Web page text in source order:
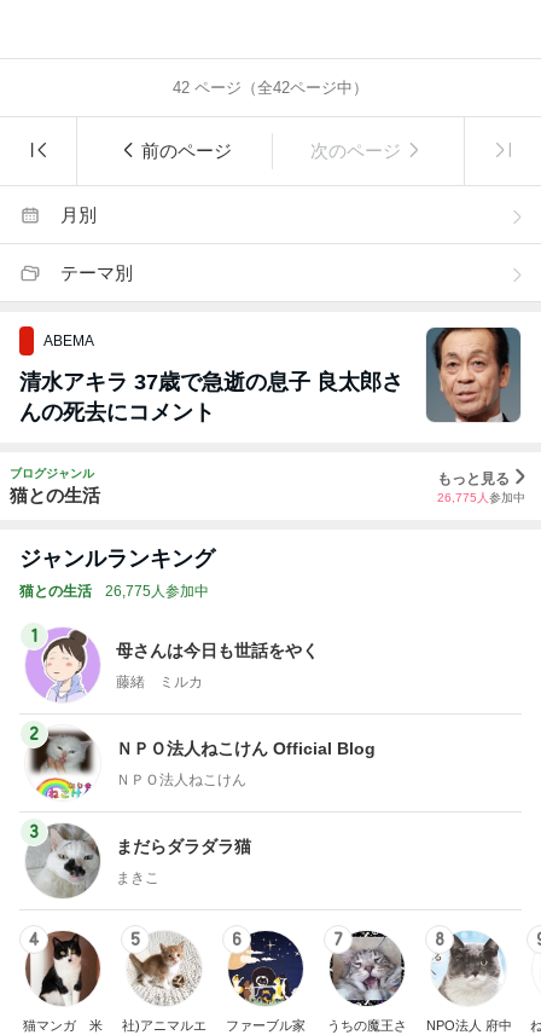
42 ページ（全42ページ中）
前のページ 次のページ
月別
テーマ別
ABEMA
清水アキラ 37歳で急逝の息子 良太郎さ
んの死去にコメント
ブログジャンル
猫との生活
もっと見る
26,775 人 参加中
ジャンルランキング
猫との生活 26,775人参加中
1
母さんは今日も世話をやく
藤緒 ミルカ
2
ＮＰＯ法人ねこけん Official Blog
ＮＰＯ法人ねこけん
3
まだらダラダラ猫
まきこ
4
猫マンガ 米
5
社)アニマルエ
6
ファーブル家
7
うちの魔王さ
8
NPO法人 府中